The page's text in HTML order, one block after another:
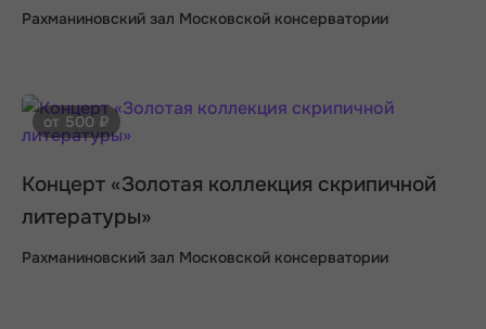
Рахманиновский зал Московской консерватории
от 500 ₽
Концерт «Золотая коллекция скрипичной
литературы»
Рахманиновский зал Московской консерватории